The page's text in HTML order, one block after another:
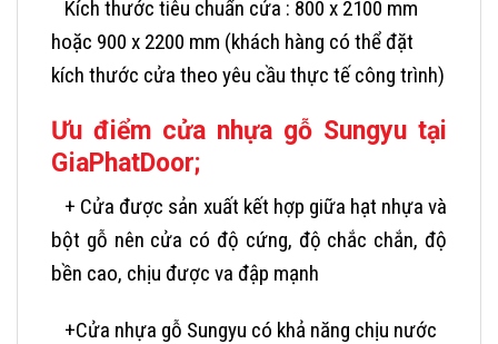
Kích thước tiêu chuẩn cửa : 800 x 2100 mm
hoặc 900 x 2200 mm (khách hàng có thể đặt
kích thước cửa theo yêu cầu thực tế công trình)
Ưu điểm cửa nhựa gỗ Sungyu tại
GiaPhatDoor;
+ Cửa được sản xuất kết hợp giữa hạt nhựa và
bột gỗ nên cửa có độ cứng, độ chắc chắn, độ
bền cao, chịu được va đập mạnh
+Cửa nhựa gỗ Sungyu có khả năng chịu nước